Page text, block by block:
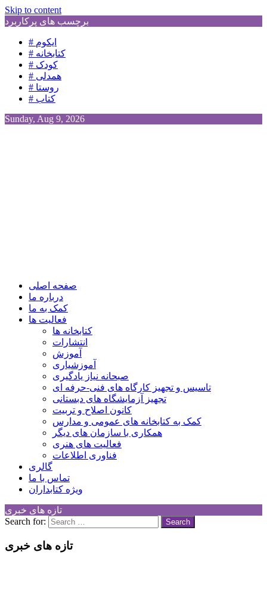
Skip to content
برچسب های پرکاربرد
# ایکوم
# کتابخانه
# کودک
# همدلی
# روستا
# کتاب
Sunday, Aug 9, 2026
Children Cultural Development Center
صفحه اصلی
درباره ما
کمک به ما
فعالیت ها
کتابخانه ها
انتشارات
آموزش
آموزشیاری
صبحانه نیاز یادگیری
تاسیس و تجهیز کارگاه های فنی-حرفه ای
تجهیز آزمایشگاه های دبستانی
کانون اصلاح و تربیت
کمک به کتابخانه های عمومی و مدارس
همکاری با سازمان های دیگر
فعالیت های هنری
فناوری اطلاعات
گالری
تماس با ما
ویژه کتابداران
تازه های خبری
Search for:
تازه های خبری